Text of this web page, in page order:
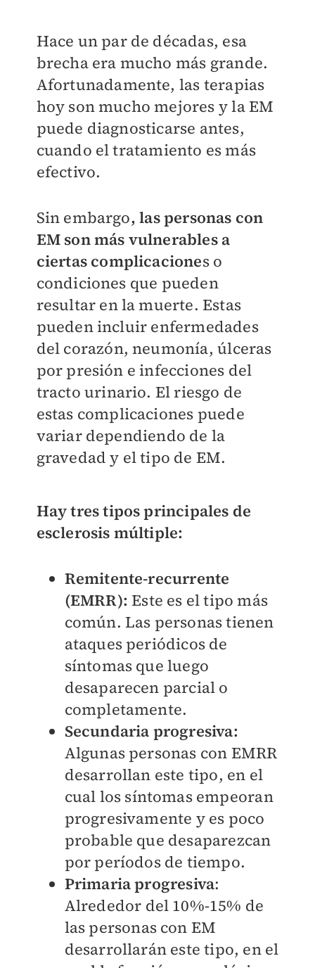
Hace un par de décadas, esa
brecha era mucho más grande.
Afortunadamente, las terapias
hoy son mucho mejores y la EM
puede diagnosticarse antes,
cuando el tratamiento es más
efectivo.
Sin embargo, las personas con
EM son más vulnerables a
ciertas complicaciones o
condiciones que pueden
resultar en la muerte. Estas
pueden incluir enfermedades
del corazón, neumonía, úlceras
por presión e infecciones del
tracto urinario. El riesgo de
estas complicaciones puede
variar dependiendo de la
gravedad y el tipo de EM.
Hay tres tipos principales de
esclerosis múltiple:
Remitente-recurrente
(EMRR): Este es el tipo más
común. Las personas tienen
ataques periódicos de
síntomas que luego
desaparecen parcial o
completamente.
Secundaria progresiva:
Algunas personas con EMRR
desarrollan este tipo, en el
cual los síntomas empeoran
progresivamente y es poco
probable que desaparezcan
por períodos de tiempo.
Primaria progresiva:
Alrededor del 10%-15% de
las personas con EM
desarrollarán este tipo, en el